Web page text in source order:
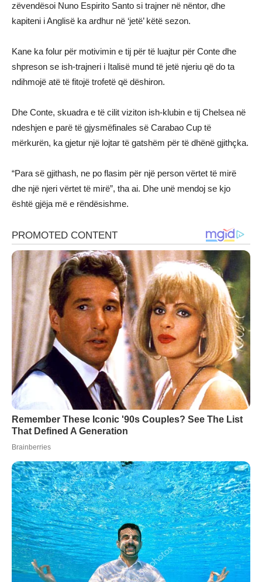
zëvendësoi Nuno Espirito Santo si trajner në nëntor, dhe
kapiteni i Anglisë ka ardhur në ‘jetë’ këtë sezon.
Kane ka folur për motivimin e tij për të luajtur për Conte dhe
shpreson se ish-trajneri i Italisë mund të jetë njeriu që do ta
ndihmojë atë të fitojë trofetë që dëshiron.
Dhe Conte, skuadra e të cilit viziton ish-klubin e tij Chelsea në
ndeshjen e parë të gjysmëfinales së Carabao Cup të
mërkurën, ka gjetur një lojtar të gatshëm për të dhënë gjithçka.
“Para së gjithash, ne po flasim për një person vërtet të mirë
dhe një njeri vërtet të mirë”, tha ai. Dhe unë mendoj se kjo
është gjëja më e rëndësishme.